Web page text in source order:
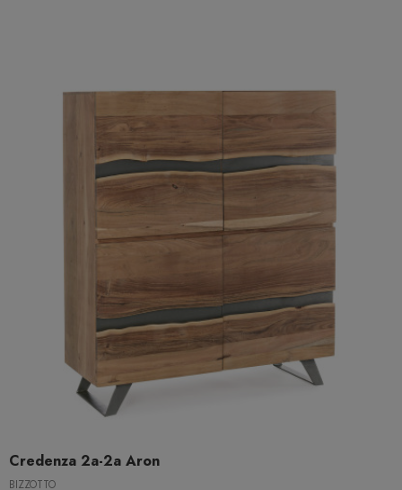
Credenza 2a-2a Aron
BIZZOTTO